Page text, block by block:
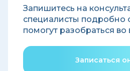
Запишитесь на
специалисты подробно
помогут разобраться во
Записаться